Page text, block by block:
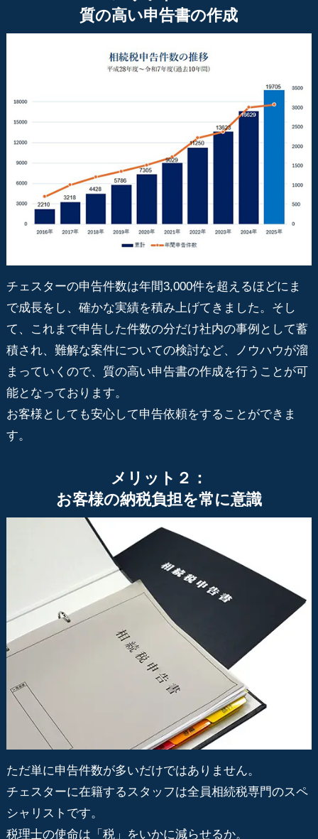
質の高い申告書の作成
チェスターの申告件数は年間3,000件を超えるほどにま
で成長をし、確かな実績を積み上げてきました。そし
て、これまで申告した件数の分だけ社内の事例として蓄
積され、難解な案件についての検討など、ノウハウが溜
まっていくので、質の高い申告書の作成を行うことが可
能となっております。
お客様としても安心して申告依頼をすることができま
す。
メリット２：
お客様の納税負担を常に意識
ただ単に申告件数が多いだけではありません。
チェスターに在籍するスタッフは全員相続税専門のスペ
シャリストです。
税理士の使命は「税」をいかに減らせるか。